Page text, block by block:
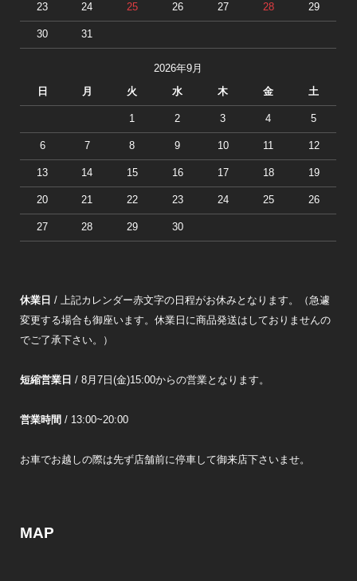
23 24 25 26 27 28 29
30 31
2026年9月
日 月 火 水 木 金 土
1 2 3 4 5
6 7 8 9 10 11 12
13 14 15 16 17 18 19
20 21 22 23 24 25 26
27 28 29 30
休業日 / 上記カレンダー赤文字の日程がお休みとなります。（急遽
変更する場合も御座います。休業日に商品発送はしておりませんの
でご了承下さい。）
短縮営業日 / 8月7日(金)15:00からの営業となります。
営業時間 / 13:00~20:00
お車でお越しの際は先ず店舗前に停車して御来店下さいませ。
MAP